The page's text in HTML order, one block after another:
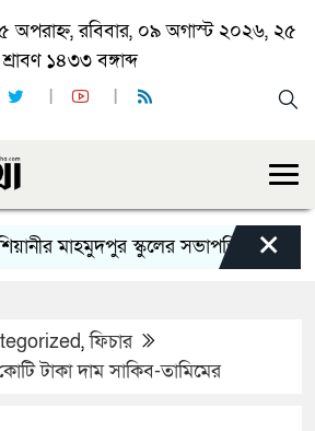
অপরাহ্ন, রবিবার, ০৯ অগাস্ট ২০২৬, ২৫
শ্রাবণ ১৪৩৩ বঙ্গাব্দ
মাহমুদপুর স্কুলের সভাপতি হলেন গোবিন্দ
×
,ফিচার
টাকা দাম সাকিব-তামিমের